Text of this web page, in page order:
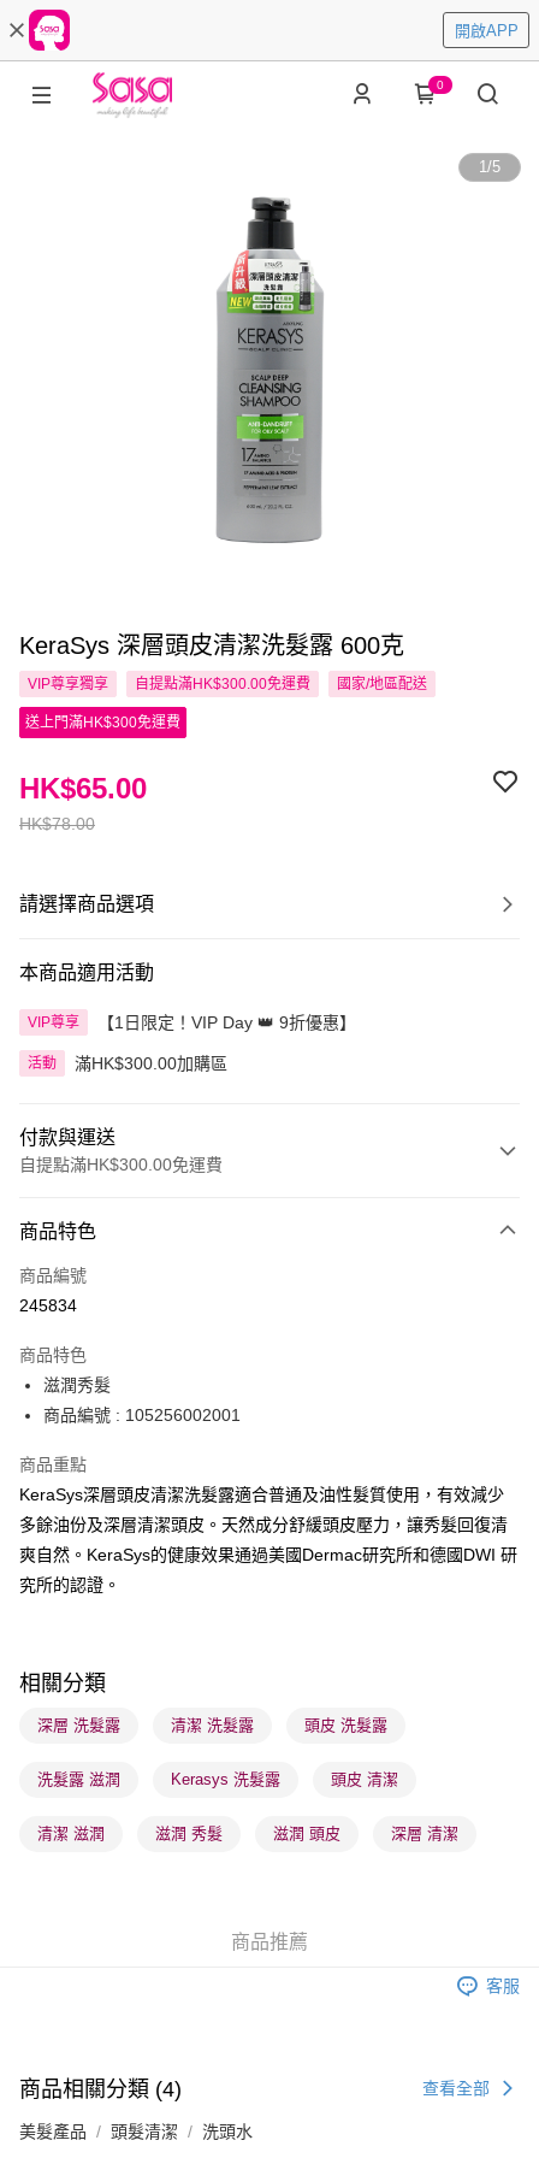
開啟APP
0
1/5
KeraSys 深層頭皮清潔洗髮露 600克
VIP尊享獨享 自提點滿HK$300.00免運費 國家/地區配送
送上門滿HK$300免運費
HK$78.00
HK$65.00
請選擇商品選項
本商品適用活動
VIP尊享 【1日限定！VIP Day 👑 9折優惠】
活動 滿HK$300.00加購區
付款與運送
自提點滿HK$300.00免運費
信用卡
Apple Pay
PayMe
WeChat Pay
BoC Pay
送貨方式
順豐自助櫃 - 確認發貨後1-3個工作天送達
每筆HK$65.00，滿HK$300.00或以上免運費
每筆HK$65.00，滿HK$300.00或以上免運費
確認發貨後1-3 工作天送達，訂單將隨機分配至SF順豐速運或京東
每筆HK$65.00，滿HK$300.00或以上免運費
(香港門市) 只顯示可選門市。確認發貨後2-5個工作天到店，3天內
(澳門門市) 只顯示可選門市。確認發貨後2-5個工作天到店，3天內
商品特色
商品編號
245834
商品特色
滋潤秀髮
商品編號 : 105256002001
商品重點
KeraSys深層頭皮清潔洗髮露適合普通及油性髮質使用，有效減少
多餘油份及深層清潔頭皮。天然成分舒緩頭皮壓力，讓秀髮回復清
爽自然。KeraSys的健康效果通過美國Dermac研究所和德國DWI 研
究所的認證。
相關分類
深層 洗髮露 清潔 洗髮露 頭皮 洗髮露
洗髮露 滋潤 Kerasys 洗髮露 頭皮 清潔
清潔 滋潤 滋潤 秀髮 滋潤 頭皮 深層 清潔
商品推薦
客服
商品相關分類 (4) 查看全部
美髮產品 頭髮清潔 洗頭水